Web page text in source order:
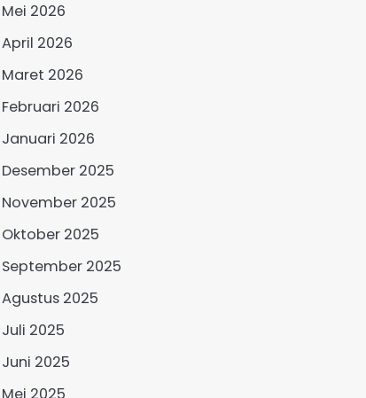
Mei 2026
April 2026
Maret 2026
Februari 2026
Januari 2026
Desember 2025
November 2025
Oktober 2025
September 2025
Agustus 2025
Juli 2025
Juni 2025